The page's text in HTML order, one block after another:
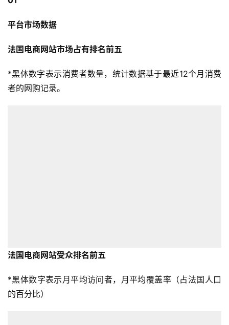
平台市场数据
法国电商网站市场占有排名前五
*黑体数字表示消费者数量，统计数据基于最近12个月消费
者的网购记录。
法国电商网站受众排名前五
*黑体数字表示月平均访问者，月平均覆盖率（占法国人口
的百分比）